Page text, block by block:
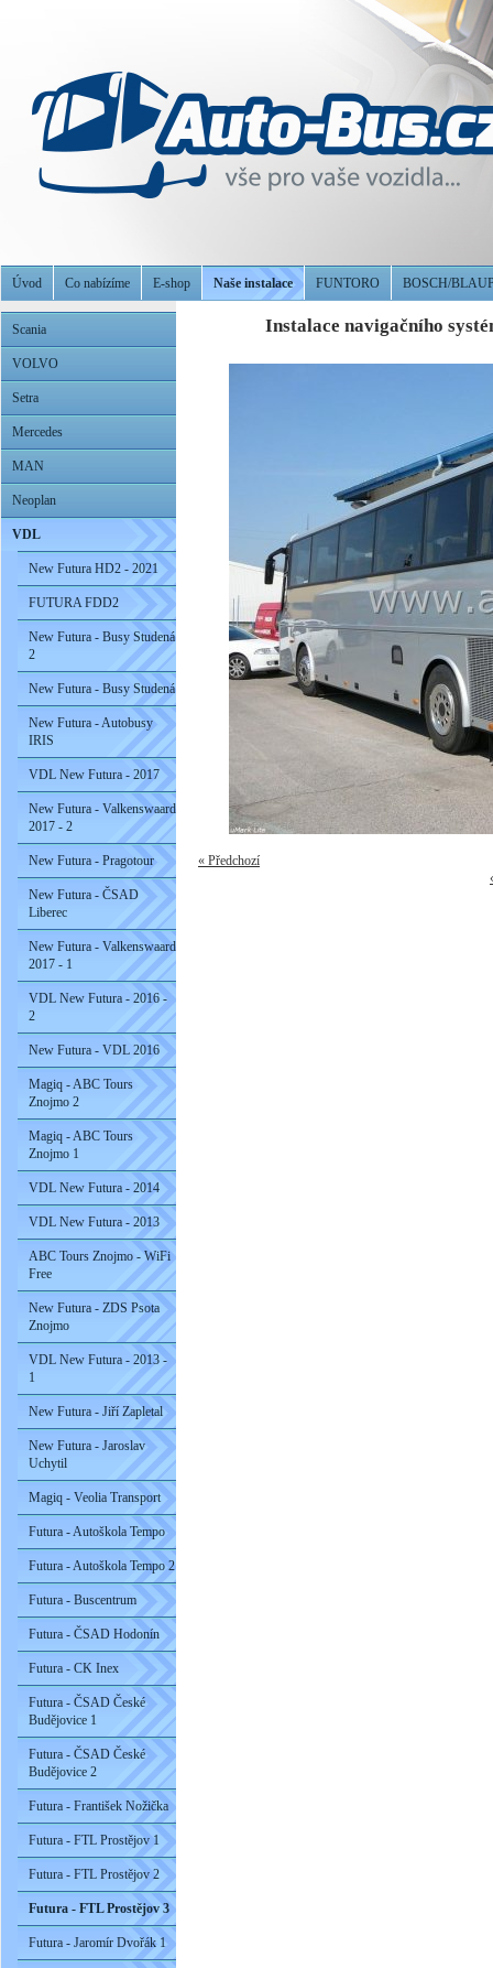
Úvod Co nabízíme E-shop Naše instalace FUNTORO BOSCH/
Scania
VOLVO
Setra
Mercedes
MAN
Neoplan
VDL
New Futura HD2 - 2021
FUTURA FDD2
New Futura - Busy Studená
2
New Futura - Busy Studená
New Futura - Autobusy
IRIS
VDL New Futura - 2017
New Futura - Valkenswaard
2017 - 2
New Futura - Pragotour
New Futura - ČSAD
Liberec
New Futura - Valkenswaard
2017 - 1
VDL New Futura - 2016 -
2
New Futura - VDL 2016
Magiq - ABC Tours
Znojmo 2
Magiq - ABC Tours
Znojmo 1
VDL New Futura - 2014
VDL New Futura - 2013
ABC Tours Znojmo - WiFi
Free
New Futura - ZDS Psota
Znojmo
VDL New Futura - 2013 -
1
New Futura - Jiří Zapletal
New Futura - Jaroslav
Uchytil
Magiq - Veolia Transport
Futura - Autoškola Tempo
Futura - Autoškola Tempo 2
Futura - Buscentrum
Futura - ČSAD Hodonín
Futura - CK Inex
Futura - ČSAD České
Budějovice 1
Futura - ČSAD České
Budějovice 2
Futura - František Nožička
Futura - FTL Prostějov 1
Futura - FTL Prostějov 2
Futura - FTL Prostějov 3
Futura - Jaromír Dvořák 1
Instalace navigačního
« Předchozí